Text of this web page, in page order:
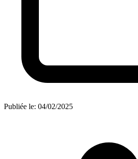
Publiée le: 04/02/2025